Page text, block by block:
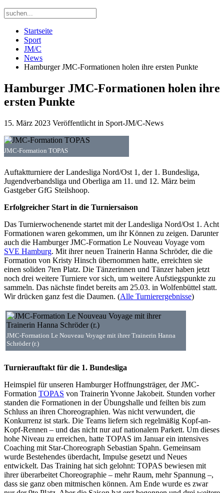
Startseite
Sport
JM/C
News
Hamburger JMC-Formationen holen ihre ersten Punkte
Hamburger JMC-Formationen holen ihre
ersten Punkte
15. März 2023 Veröffentlicht in Sport-JM/C-News
JMC-Formation TOPAS
Auftaktturniere der Landesliga Nord/Ost 1, der 1. Bundesliga,
Jugendverbandsliga und Oberliga am 11. und 12. März beim
Gastgeber GfG Steilshoop.
Erfolgreicher Start in die Turniersaison
Das Turnierwochenende startet mit der Landesliga Nord/Ost 1. Acht
Formationen waren gekommen, um ihr Können zu zeigen. Darunter
auch die Hamburger JMC-Formation Le Nouveau Voyage vom
SVE Hamburg. Mit ihrer neuen Trainerin Hanna Schröder, die die
Formation von Kristy Hinsch übernommen hatte, erreichten sie
einen soliden 7ten Platz. Die Tänzerinnen und Tänzer haben jetzt
noch drei weitere Turniere vor sich, um weitere Aufstiegspunkte zu
sammeln. Das nächste findet bereits am 25.03. in Wolfenbüttel statt.
Wir drücken ganz fest die Daumen. (Alle Turnierergebnisse)
JMC-Formation Le Nouveau Voyage mit ihrer Trainerin Hanna
Schröder (r.)
Turnierauftakt für die 1. Bundesliga
Heimspiel für unseren Hamburger Hoffnungsträger, der JMC-
Formation TOPAS von Trainerin Yvonne Jakobeit. Stunden vorher
standen die Formationen in der Übungshalle und feilten bis zum
Schluss an ihren Choreographien. Was nicht verwundert, die
Konkurrenz ist stark. Die Teams liefern sich regelmäßig Kopf-an-
Kopf-Rennen – und das nicht nur auf nationalem Parkett. Um dieses
hohe Niveau zu erreichen, hatte TOPAS im Januar ein intensives
Coaching mit Star-Choreograph Sebastian Spahn. Gemeinsam
wurde Bestehendes überdacht, Impulse gesetzt und Neues
entwickelt. Das Training hat sich gelohnt: TOPAS bewiesen mit
ihrer überarbeitet Choreographie – mehr Raum, mehr Spannung –,
dass sie ganz oben mitmischen können. Am Ende wurde es zwar